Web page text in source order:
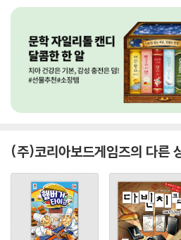
(주)코리아보드게임즈의 다른